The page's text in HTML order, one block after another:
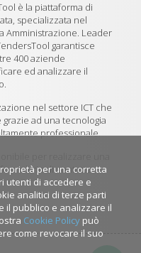
per una corretta
utenti di accedere e
analitici di terze parti
il pubblico e analizzare il
Cookie Policy può
come revocare il suo
è la piattaforma di
specializzata nel
Amministrazione. Leader
garantisce
400 aziende
ed analizzare il
nel settore ICT che
ad una tecnologia
professionale.
per realizzare una
di contatto.